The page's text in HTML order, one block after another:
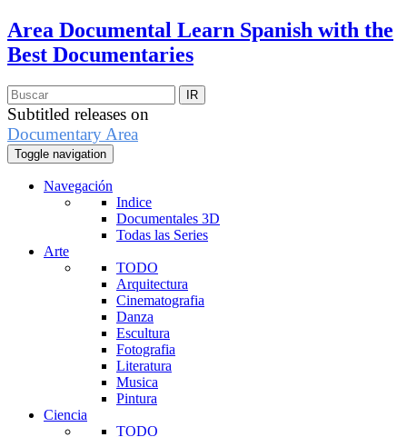
Area Documental Learn Spanish with the
Best Documentaries
Subtitled releases on
Documentary Area
Toggle navigation
Navegación
Indice
Documentales 3D
Todas las Series
Arte
TODO
Arquitectura
Cinematografia
Danza
Escultura
Fotografia
Literatura
Musica
Pintura
Ciencia
TODO